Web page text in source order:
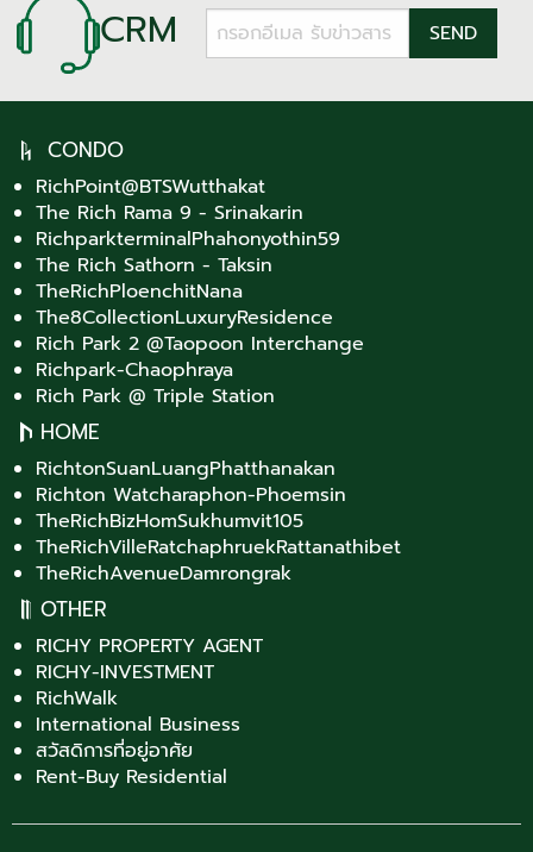
CRM
CONDO
RichPoint@BTSWutthakat
The Rich Rama 9 - Srinakarin
RichparkterminalPhahonyothin59
The Rich Sathorn - Taksin
TheRichPloenchitNana
The8CollectionLuxuryResidence
Rich Park 2 @Taopoon Interchange
Richpark-Chaophraya
Rich Park @ Triple Station
HOME
RichtonSuanLuangPhatthanakan
Richton Watcharaphon-Phoemsin
TheRichBizHomSukhumvit105
TheRichVilleRatchaphruekRattanathibet
TheRichAvenueDamrongrak
OTHER
RICHY PROPERTY AGENT
RICHY-INVESTMENT
RichWalk
International Business
สวัสดิการที่อยู่อาศัย
Rent-Buy Residential